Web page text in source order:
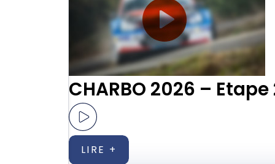
CHARBO 2026 – Etape
LIRE +